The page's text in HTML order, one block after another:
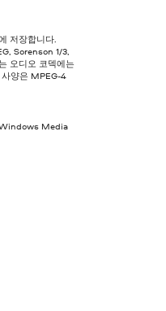
저장합니다.
Sorenson 1/3,
오디오 코덱에는
양은 MPEG-4
Media